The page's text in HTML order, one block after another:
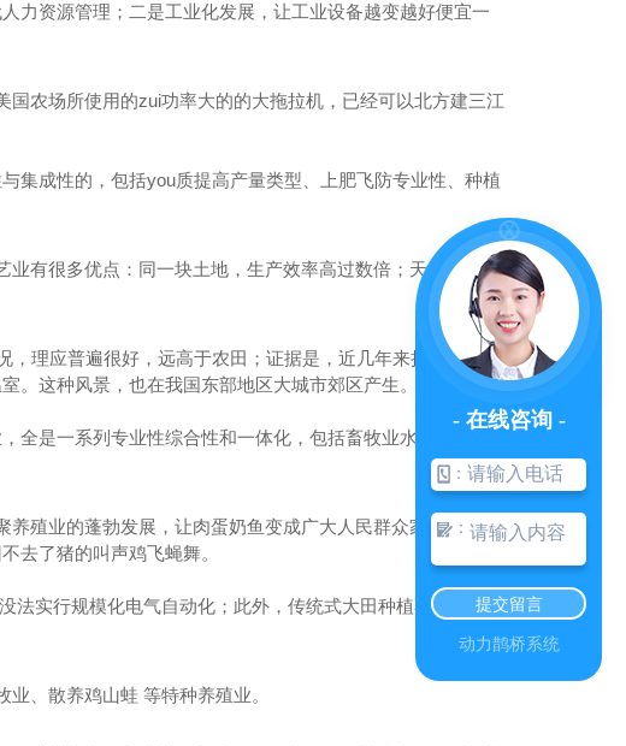
四川矿源黄腐酸钾
力资源管理；二是工业化发展，让工业设备越变越好便宜一
农场所使用的zui功率大的的大拖拉机，已经可以北方建三江
集成性的，包括you质提高产量类型、上肥飞防专业性、种植
有很多优点：同一块土地，生产效率高过数倍；天气影响
理应普遍很好，远高于农田；证据是，近几年来扩张速度非
。这种风景，也在我国东部地区大城市郊区产生。
全是一系列专业性综合性和一体化，包括畜牧业水产品种、精
殖业的蓬勃发展，让肉蛋奶鱼变成广大人民群众家常小炒。
去了猪的叫声鸡飞蝇舞。
实行规模化电气自动化；此外，传统式大田种植不益于保护
、散养鸡山蛙 等特种养殖业。
- 在线咨询 -
：
：
提交留言
动力鹊桥系统